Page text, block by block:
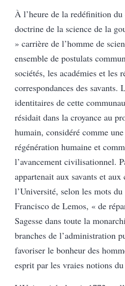
À l’heure de la redéfinition
doctrine de la science de la
» carrière de l’homme de
ensemble de postulats
sociétés, les académies et les
correspondances des savants.
identitaires de cette
résidait dans la croyance au
humain, considéré comme
régénération humaine et
l’avancement civilisationnel.
appartenait aux savants et aux
l’Université, selon les mots
Francisco de Lemos, « de
Sagesse dans toute la
branches de l’administration
favoriser le bonheur des
esprit par les vraies notions